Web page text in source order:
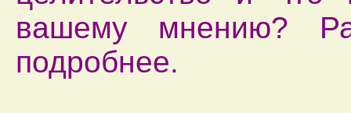
вашему мнению?
подробнее.